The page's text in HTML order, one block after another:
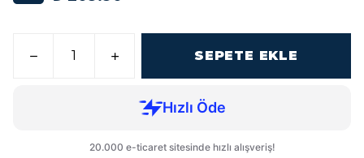
SEPETE EKLE